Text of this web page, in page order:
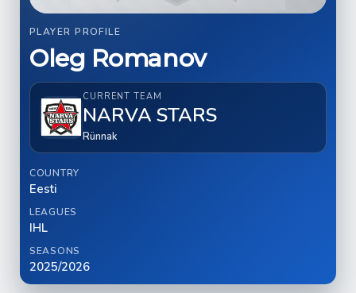
PLAYER PROFILE
Oleg Romanov
CURRENT TEAM
NARVA STARS
Rünnak
COUNTRY
Eesti
LEAGUES
IHL
SEASONS
2025/2026